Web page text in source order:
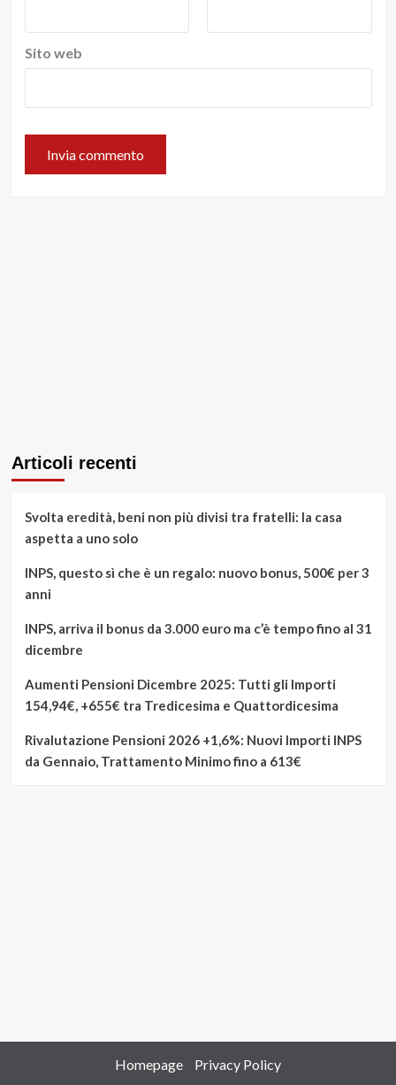
Sito web
Articoli recenti
Svolta eredità, beni non più divisi tra fratelli: la casa
aspetta a uno solo
INPS, questo sì che è un regalo: nuovo bonus, 500€ per 3
anni
INPS, arriva il bonus da 3.000 euro ma c’è tempo fino al 31
dicembre
Aumenti Pensioni Dicembre 2025: Tutti gli Importi
154,94€, +655€ tra Tredicesima e Quattordicesima
Rivalutazione Pensioni 2026 +1,6%: Nuovi Importi INPS
da Gennaio, Trattamento Minimo fino a 613€
Homepage Privacy Policy